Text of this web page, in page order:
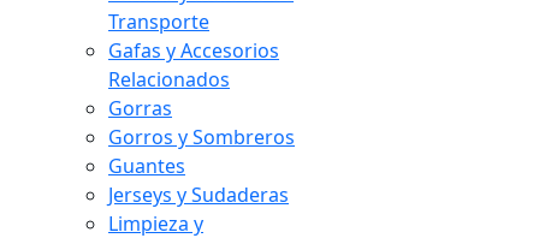
Transporte
Gafas y Accesorios
Relacionados
Gorras
Gorros y Sombreros
Guantes
Jerseys y Sudaderas
Limpieza y